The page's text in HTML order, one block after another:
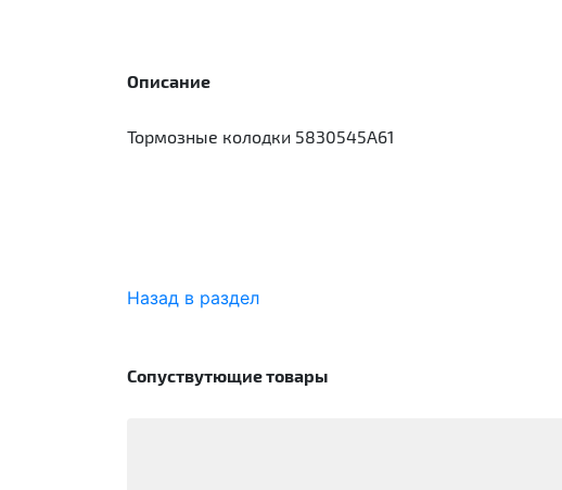
Описание
Тормозные колодки 5830545A61
Назад в раздел
Сопуствутющие товары